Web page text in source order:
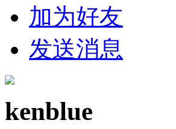
加为好友
发送消息
kenblue